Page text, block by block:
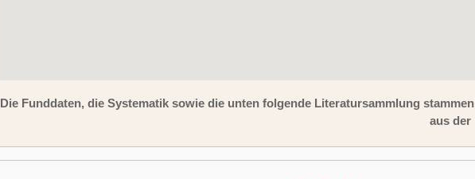
Die Funddaten, die Systematik sowie die unten folgende Literatursammlung stammen
aus der